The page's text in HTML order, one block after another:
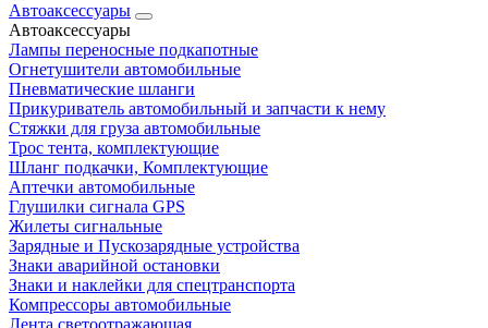
Автоаксессуары
Автоаксессуары
Лампы переносные подкапотные
Огнетушители автомобильные
Пневматические шланги
Прикуриватель автомобильный и запчасти к нему
Стяжки для груза автомобильные
Трос тента, комплектующие
Шланг подкачки, Комплектующие
Аптечки автомобильные
Глушилки сигнала GPS
Жилеты сигнальные
Зарядные и Пускозарядные устройства
Знаки аварийной остановки
Знаки и наклейки для спецтранспорта
Компрессоры автомобильные